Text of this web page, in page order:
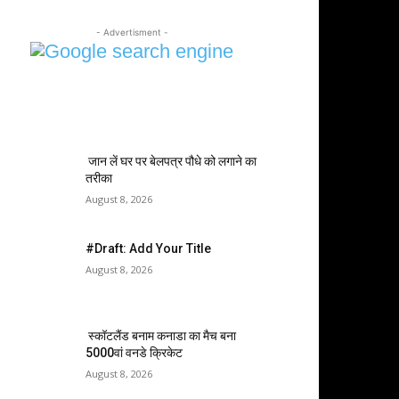
- Advertisment -
जान लें घर पर बेलपत्र पौधे को लगाने का
तरीका
August 8, 2026
#Draft: Add Your Title
August 8, 2026
स्कॉटलैंड बनाम कनाडा का मैच बना
5000वां वनडे क्रिकेट
August 8, 2026